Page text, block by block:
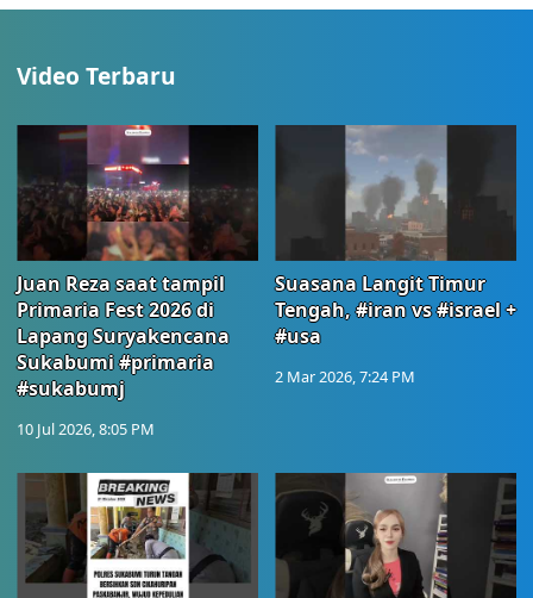
Video Terbaru
Juan Reza saat tampil
Primaria Fest 2026 di
Lapang Suryakencana
Sukabumi #primaria
#sukabumj
10 Jul 2026, 8:05 PM
Suasana Langit Timur
Tengah, #iran vs #israel +
#usa
2 Mar 2026, 7:24 PM